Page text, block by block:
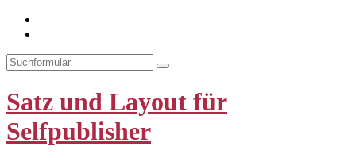
Satz und Layout für
Selfpublisher